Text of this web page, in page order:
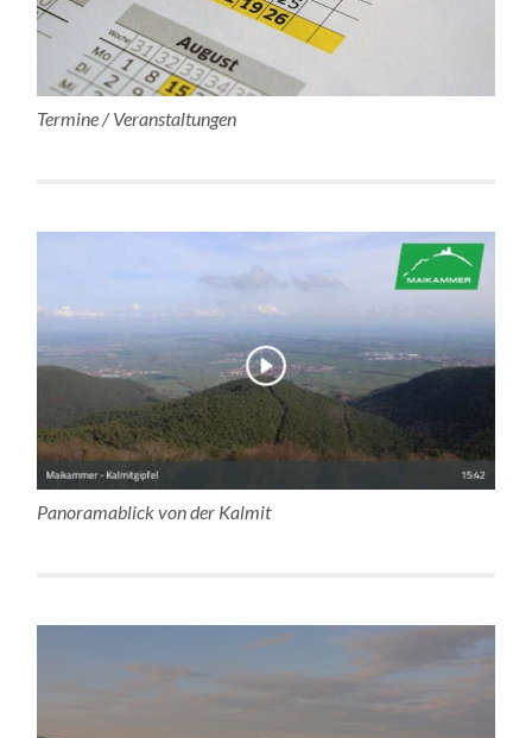
Termine / Veranstaltungen
Panoramablick von der Kalmit